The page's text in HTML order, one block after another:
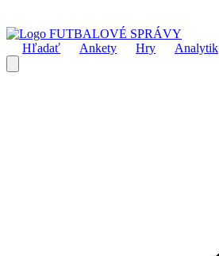
FUTBALOVÉ SPRÁVY
Hľadať
Ankety Hry Analytik